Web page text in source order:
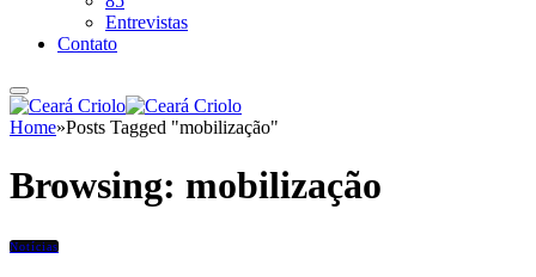
Entrevistas
Contato
Home»Posts Tagged "mobilização"
Browsing: mobilização
Notícias